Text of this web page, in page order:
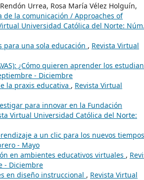
Urrea, Rosa María Vélez Holguín,
la comunicación / Approaches of
Universidad Católica del Norte:
para una sola educación , Revista Virtual
¿Cómo quieren aprender los
- Diciembre
la praxis educativa , Revista Virtual
para innovar en la Fundación
Virtual Universidad Católica del Norte:
a un clic para los nuevos tiempos
- Mayo
en ambientes educativos virtuales ,
- Diciembre
en diseño instruccional , Revista Virtual